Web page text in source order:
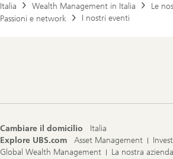
Italia
Wealth Management in Italia
Le
Passioni e network
I nostri eventi
Cambiare il domicilio
Italia
Explore UBS.com
Asset Management
Global Wealth Management
La nostra azienda